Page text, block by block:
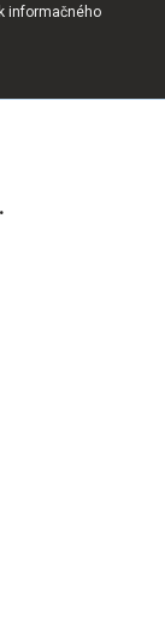
informačného